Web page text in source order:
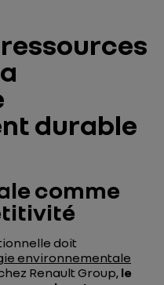
durable
comme
doit
environnementale
Renault Group, le